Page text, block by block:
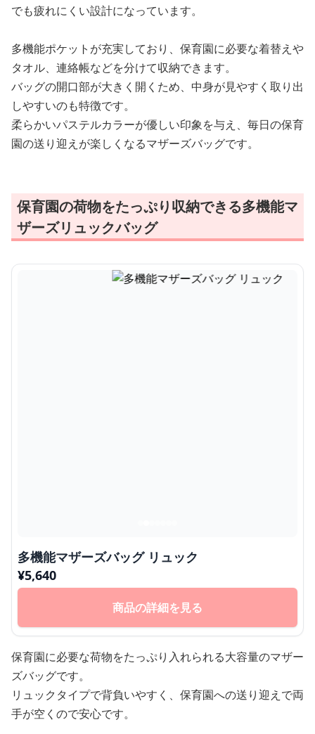
でも疲れにくい設計になっています。
多機能ポケットが充実しており、保育園に必要な着替えや
タオル、連絡帳などを分けて収納できます。
バッグの開口部が大きく開くため、中身が見やすく取り出
しやすいのも特徴です。
柔らかいパステルカラーが優しい印象を与え、毎日の保育
園の送り迎えが楽しくなるマザーズバッグです。
保育園の荷物をたっぷり収納できる多機能マ
ザーズリュックバッグ
多機能マザーズバッグ リュック
¥5,640
商品の詳細を見る
保育園に必要な荷物をたっぷり入れられる大容量のマザー
ズバッグです。
リュックタイプで背負いやすく、保育園への送り迎えで両
手が空くので安心です。